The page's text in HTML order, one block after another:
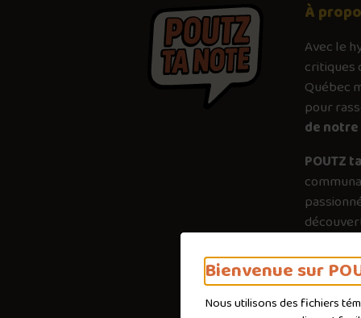
Bienvenue sur
Nous utilisons des fichiers
À
Avec le
critiques
Québec
pour
de
POUTZ
poutines